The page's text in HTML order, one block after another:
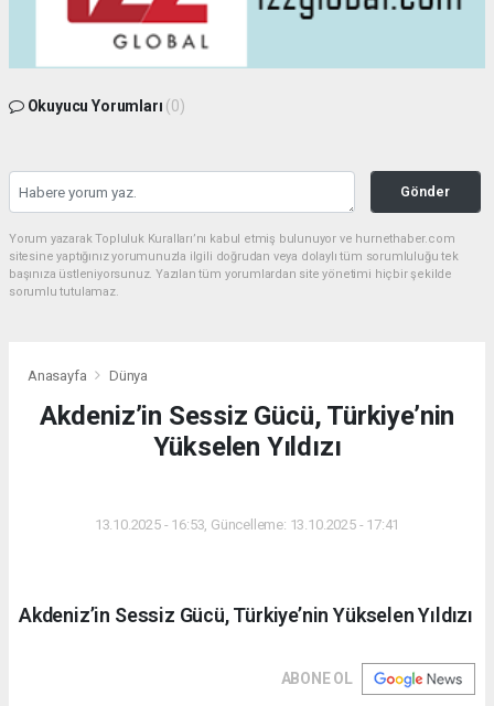
Okuyucu Yorumları (0)
Gönder
Yorum yazarak Topluluk Kuralları’nı kabul etmiş bulunuyor ve hurnethaber.com
sitesine yaptığınız yorumunuzla ilgili doğrudan veya dolaylı tüm sorumluluğu tek
başınıza üstleniyorsunuz. Yazılan tüm yorumlardan site yönetimi hiçbir şekilde
sorumlu tutulamaz.
Anasayfa Dünya
Akdeniz’in Sessiz Gücü, Türkiye’nin
Yükselen Yıldızı
13.10.2025 - 16:53, Güncelleme: 13.10.2025 - 17:41
Akdeniz’in Sessiz Gücü, Türkiye’nin Yükselen Yıldızı
ABONE OL